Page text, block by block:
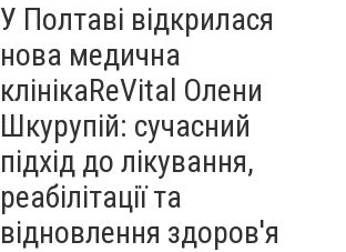
У Полтаві відкрилася
нова медична
клінікаReVital Олени
Шкурупій: сучасний
підхід до лікування,
реабілітації та
відновлення здоров'я